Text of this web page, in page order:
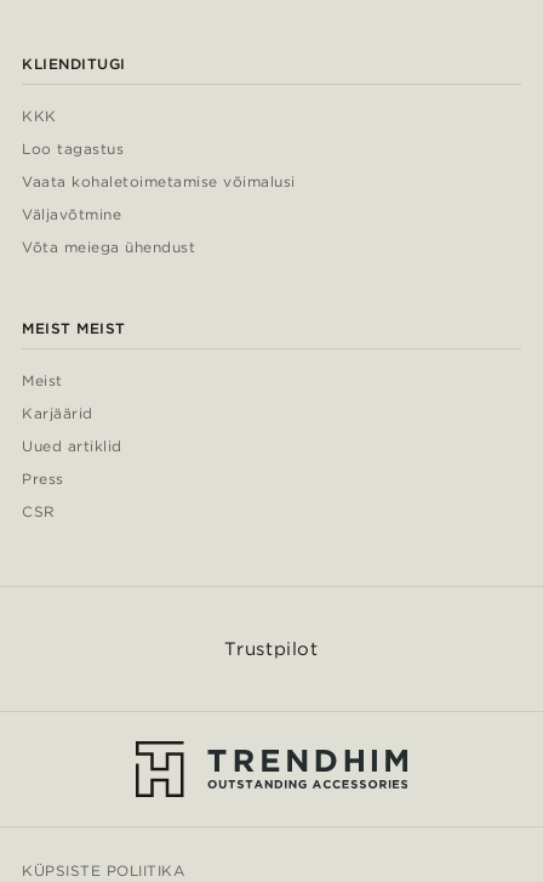
KLIENDITUGI
KKK
Loo tagastus
Vaata kohaletoimetamise võimalusi
Väljavõtmine
Võta meiega ühendust
MEIST MEIST
Meist
Karjäärid
Uued artiklid
Press
CSR
Trustpilot
KÜPSISTE POLIITIKA